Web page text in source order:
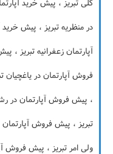
گلی تبریز ، پیش خرید
در منظریه تبریز ، پیش
آپارتمان زعفرانیه تبریز ،
فروش آپارتمان در یاغچیان
، پیش فروش آپارتمان در
تبریز ، پیش فروش آپارتمان
ولی امر تبریز ، پیش فروش